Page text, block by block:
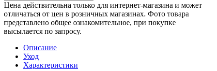
Цена действительна только для интернет-магазина и может
отличаться от цен в розничных магазинах. Фото товара
представлено общее ознакомительное, при покупке
высылается по запросу.
Описание
Уход
Характеристики